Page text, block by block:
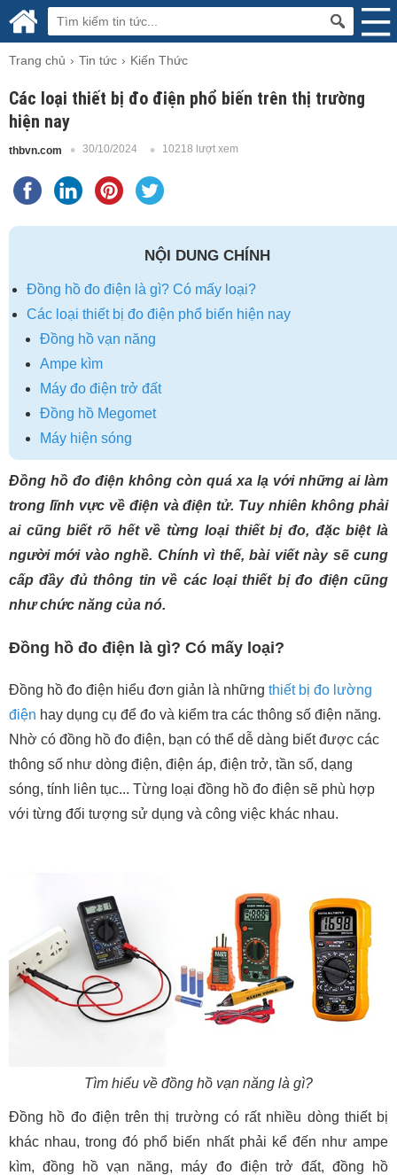
Trang chủ Tin tức Kiến Thức
Các loại thiết bị đo điện phổ biến trên thị trường
hiện nay
thbvn.com 30/10/2024 10218 lượt xem
NỘI DUNG CHÍNH
Đồng hồ đo điện là gì? Có mấy loại?
Các loại thiết bị đo điện phổ biến hiện nay
Đồng hồ vạn năng
Ampe kìm
Máy đo điện trở đất
Đồng hồ Megomet
Máy hiện sóng
Đồng hồ đo điện không còn quá xa lạ với những ai làm
trong lĩnh vực về điện và điện tử. Tuy nhiên không phải
ai cũng biết rõ hết về từng loại thiết bị đo, đặc biệt là
người mới vào nghề. Chính vì thế, bài viết này sẽ cung
cấp đầy đủ thông tin về các loại thiết bị đo điện cũng
như chức năng của nó.
Đồng hồ đo điện là gì? Có mấy loại?
Đồng hồ đo điện hiểu đơn giản là những thiết bị đo lường
điện hay dụng cụ để đo và kiểm tra các thông số điện năng.
Nhờ có đồng hồ đo điện, bạn có thể dễ dàng biết được các
thông số như dòng điện, điện áp, điện trở, tần số, dạng
sóng, tính liên tục... Từng loại đồng hồ đo điện sẽ phù hợp
với từng đối tượng sử dụng và công việc khác nhau.
Tìm hiểu về đồng hồ vạn năng là gì?
Đồng hồ đo điện trên thị trường có rất nhiều dòng thiết bị
khác nhau, trong đó phổ biến nhất phải kể đến như ampe
kìm, đồng hồ vạn năng, máy đo điện trở đất, đồng hồ